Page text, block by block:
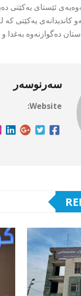
ئێستای یەکێتی
کاندیدانەی یەکێتی
دەگوازنەوە بەغدا
سەرنوسەر
Website: